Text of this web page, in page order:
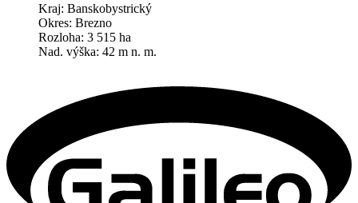
Kraj: Banskobystrický
Okres: Brezno
Rozloha: 3 515 ha
Nad. výška: 42 m n. m.